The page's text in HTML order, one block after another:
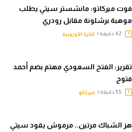
فوت ميركاتو: مانشستر سيتي يطلب
موهبة برشلونة مقابل رودري
الكرة الأوروبية
تقرير: الفتح السعودي مهتم بضم أحمد
فتوح
ميركاتو
هز الشباك مرتين.. مرموش يقود سيتي